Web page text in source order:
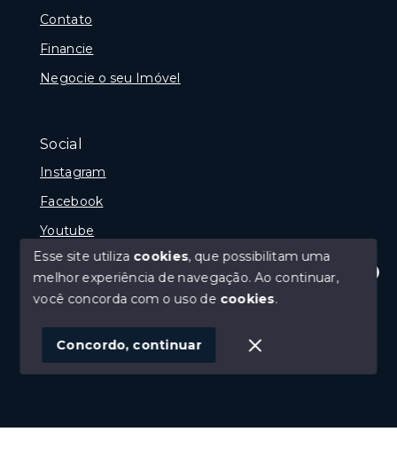
Olá! Estamos disponíveis para te ajudar.
Contato
Financie
Negocie o seu Imóvel
Social
Instagram
Facebook
Youtube
© Copyright 2026 - Gramado Class - Todos os direitos
SITE PARA IMOBILIARIA
Esse site utiliza cookies, que possibilitam uma
melhor experiência de navegação.Ao continuar,
você concorda com o uso de cookies.
Concordo, continuar